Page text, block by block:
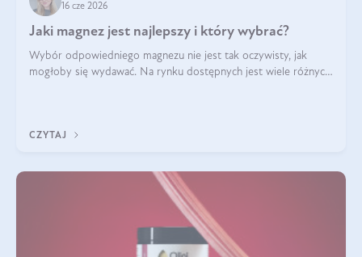
16 cze 2026
Jaki magnez jest najlepszy i który wybrać?
Wybór odpowiedniego magnezu nie jest tak oczywisty, jak
mogłoby się wydawać. Na rynku dostępnych jest wiele różnych
CZYTAJ